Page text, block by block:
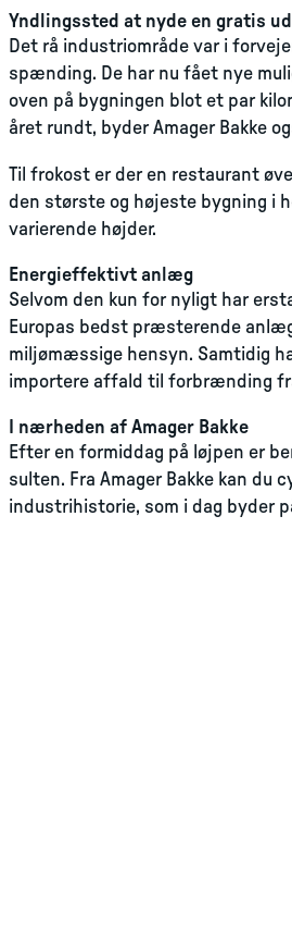
Yndlingssted at nyde en gratis
Det rå industriområde var i
spænding. De har nu fået nye
oven på bygningen blot et par
året rundt, byder Amager Bakke
Til frokost er der en restaurant
den største og højeste bygning i
varierende højder.
Energieffektivt anlæg
Selvom den kun for nyligt har
Europas bedst præsterende
miljømæssige hensyn. Samtidig
importere affald til forbrænding
I nærheden af Amager Bakke
Efter en formiddag på løjpen er
sulten. Fra Amager Bakke kan du
industrihistorie, som i dag byder